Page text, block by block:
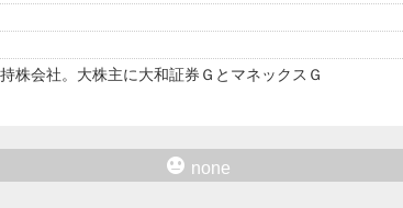
株会社。大株主に大和証券ＧとマネックスＧ
none